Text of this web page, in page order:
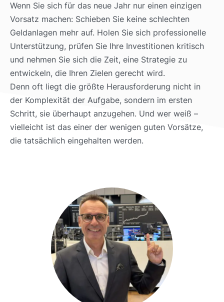
Wenn Sie sich für das neue Jahr nur einen einzigen
Vorsatz machen: Schieben Sie keine schlechten
Geldanlagen mehr auf. Holen Sie sich professionelle
Unterstützung, prüfen Sie Ihre Investitionen kritisch
und nehmen Sie sich die Zeit, eine Strategie zu
entwickeln, die Ihren Zielen gerecht wird.
Denn oft liegt die größte Herausforderung nicht in
der Komplexität der Aufgabe, sondern im ersten
Schritt, sie überhaupt anzugehen. Und wer weiß –
vielleicht ist das einer der wenigen guten Vorsätze,
die tatsächlich eingehalten werden.